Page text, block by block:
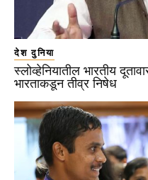
देश दुनिया
स्लोव्हेनियातील भारतीय
भारताकडून तीव्र निषेध